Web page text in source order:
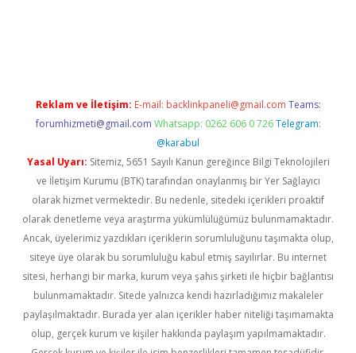
Reklam ve İletişim: E-mail: backlinkpaneli@gmail.com Teams:
forumhizmeti@gmail.com Whatsapp: 0262 606 0 726 Telegram:
@karabul
Yasal Uyarı: Sitemiz, 5651 Sayılı Kanun gereğince Bilgi Teknolojileri
ve İletişim Kurumu (BTK) tarafından onaylanmış bir Yer Sağlayıcı
olarak hizmet vermektedir. Bu nedenle, sitedeki içerikleri proaktif
olarak denetleme veya araştırma yükümlülüğümüz bulunmamaktadır.
Ancak, üyelerimiz yazdıkları içeriklerin sorumluluğunu taşımakta olup,
siteye üye olarak bu sorumluluğu kabul etmiş sayılırlar. Bu internet
sitesi, herhangi bir marka, kurum veya şahıs şirketi ile hiçbir bağlantısı
bulunmamaktadır. Sitede yalnızca kendi hazırladığımız makaleler
paylaşılmaktadır. Burada yer alan içerikler haber niteliği taşımamakta
olup, gerçek kurum ve kişiler hakkında paylaşım yapılmamaktadır.